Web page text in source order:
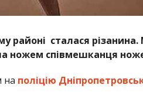
районі сталася
ножем співмешканця
на поліцію